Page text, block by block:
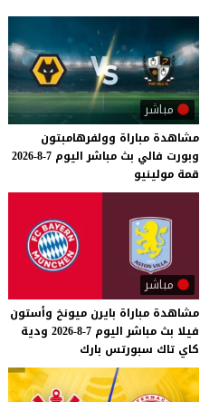
مباشر
مشاهدة مباراة وولفرهامبتون
وبورت فالي بث مباشر اليوم 7-8-2026
قمة مولينيو
مباشر
مشاهدة مباراة بايرن ميونخ وأستون
فيلا بث مباشر اليوم 7-8-2026
ودية
كاي تاك سبورتس بارك